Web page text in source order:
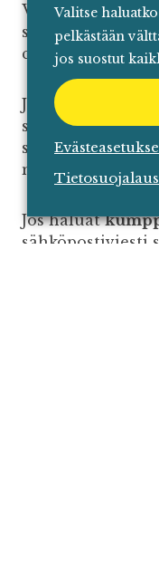
Voit liittyä
sähköpostia
Jos olet
sekä
mukaan ryhmään!
Jos haluat
sähköpostiviesti
Valitse
pelkästään
jos suostut